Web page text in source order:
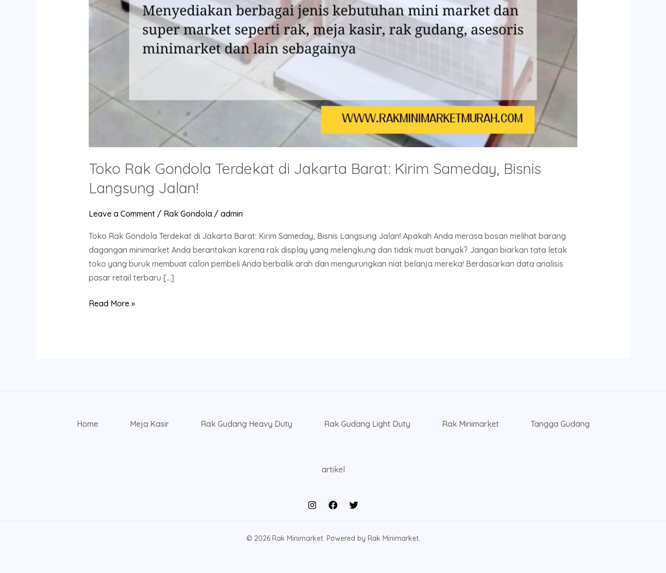
Toko Rak Gondola Terdekat di Jakarta Barat: Kirim Sameday, Bisnis
Langsung Jalan!
Leave a Comment / Rak Gondola / admin
Toko Rak Gondola Terdekat di Jakarta Barat: Kirim Sameday, Bisnis Langsung Jalan! Apakah Anda merasa bosan melihat barang
dagangan minimarket Anda berantakan karena rak display yang melengkung dan tidak muat banyak? Jangan biarkan tata letak
toko yang buruk membuat calon pembeli Anda berbalik arah dan mengurungkan niat belanja mereka! Berdasarkan data analisis
pasar retail terbaru […]
Read More »
Home Meja Kasir Rak Gudang Heavy Duty Rak Gudang Light Duty Rak Minimarket Tangga Gudang
artikel
© 2026 Rak Minimarket. Powered by Rak Minimarket.